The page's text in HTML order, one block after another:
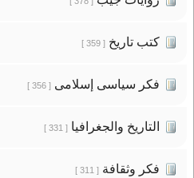
كتب تاريخ[ 359 ]
فكر سياسى إسلامى[ 356 ]
التاريخ والجغرافيا[ 331 ]
فكر وثقافة[ 311 ]